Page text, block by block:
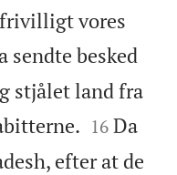
frivilligt vores
sendte besked
stjålet land fra


16 Da
efter at de